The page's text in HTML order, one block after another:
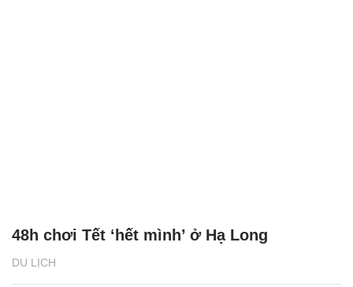
DU LỊCH
48h chơi Tết ‘hết mình’ ở Hạ Long